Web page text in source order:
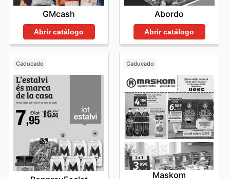
GMcash
Abrir catálogo
Abordo
Abrir catálogo
Caducado Caducado
Maskom